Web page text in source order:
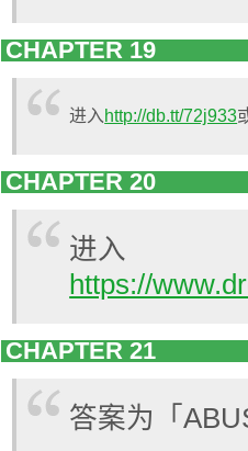
CHAPTER 19
进入 http://db.tt/72j933
CHAPTER 20
进入
https://
CHAPTER 21
答案为「